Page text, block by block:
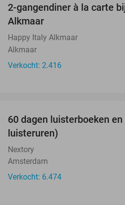
2-gangendiner à la carte
Alkmaar
Happy Italy Alkmaar
Alkmaar
Verkocht: 2.416
60 dagen luisterboeken
luisteruren)
Nextory
Amsterdam
Verkocht: 6.474